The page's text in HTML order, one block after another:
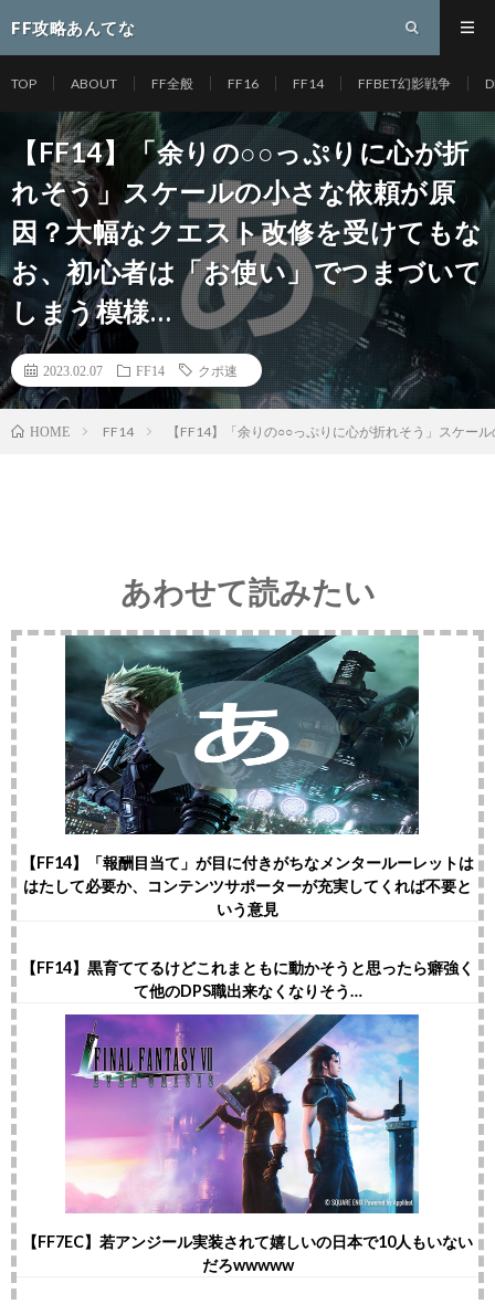
FF攻略あんてな
TOP ABOUT FF全般 FF16 FF14 FFBET幻影戦争
【FF14】「余りの○○っぷりに心が折
れそう」スケールの小さな依頼が原
因？大幅なクエスト改修を受けてもな
お、初心者は「お使い」でつまづいて
しまう模様…
2023.02.07 FF14 クポ速
HOME FF14 【FF14】「余りの○○っぷりに心が折れそう」スケー
あわせて読みたい
【FF14】「報酬目当て」が目に付きがちなメンタールーレットは
はたして必要か、コンテンツサポーターが充実してくれば不要と
いう意見
【FF14】黒育ててるけどこれまともに動かそうと思ったら癖強く
て他のDPS職出来なくなりそう…
【FF7EC】若アンジール実装されて嬉しいの日本で10人もいない
だろwwwww